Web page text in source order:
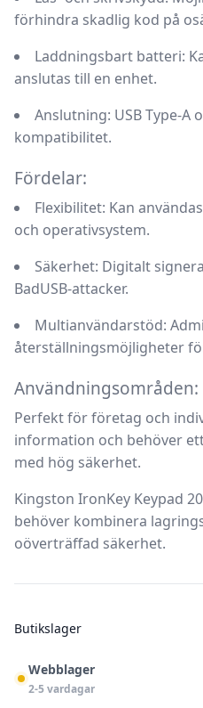
förhindra skadlig kod på
Laddningsbart batteri:
anslutas till en enhet.
Anslutning: USB Type-A
kompatibilitet.
Fördelar:
Flexibilitet: Kan
och operativsystem.
Säkerhet: Digitalt
BadUSB-attacker.
Multianvändarstöd:
återställningsmöjligheter
Användningsområden:
Perfekt för företag och
information och behöver
med hög säkerhet.
Kingston IronKey Keypad
behöver kombinera
oöverträffad säkerhet.
Butikslager
Webblager
2-5 vardagar